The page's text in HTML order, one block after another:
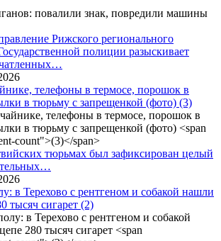
Рижского регионального
полиции разыскивает
телефоны в термосе, порошок в
в тюрьму с запрещенкой (фото) (3)
тюрьмах был зафиксирован целый
в Терехово с рентгеном и собакой нашли
тысяч сигарет (2)